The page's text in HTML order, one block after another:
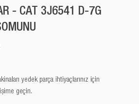
- CAT 3J6541 D-7G
yedek parça ihtiyaçlarınız için
geçin.